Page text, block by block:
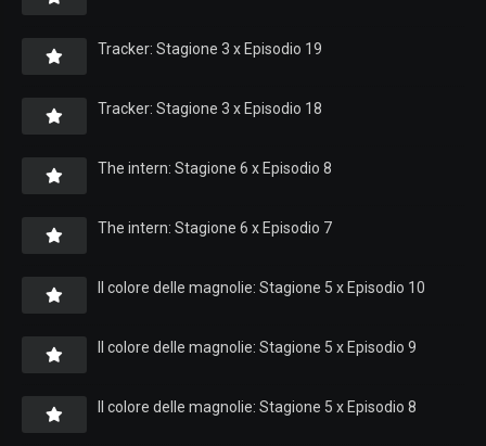
Tracker: Stagione 3 x Episodio 19
Tracker: Stagione 3 x Episodio 18
The intern: Stagione 6 x Episodio 8
The intern: Stagione 6 x Episodio 7
Il colore delle magnolie: Stagione 5 x Episodio 10
Il colore delle magnolie: Stagione 5 x Episodio 9
Il colore delle magnolie: Stagione 5 x Episodio 8